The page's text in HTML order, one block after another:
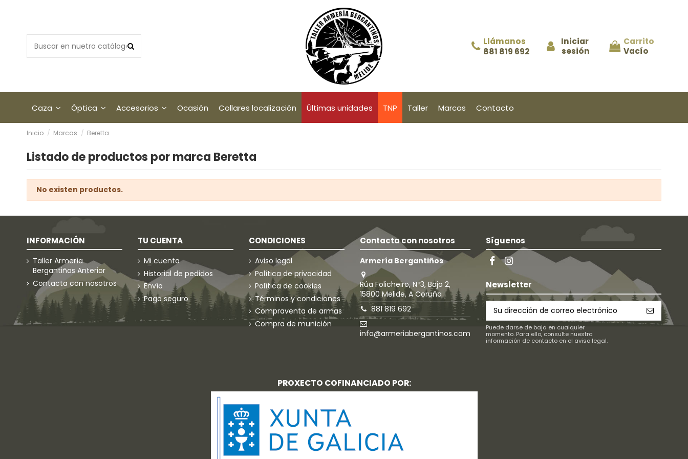
Llámanos
881 819 692
Iniciar
sesión
Carrito
Vacío
Caza Óptica Accesorios Ocasión Collares localización Últimas unidades TNP Taller Marcas Contacto
Inicio Marcas Beretta
Listado de productos por marca Beretta
No existen productos.
INFORMACIÓN
Taller Armería
Bergantiños Anterior
Contacta con nosotros
TU CUENTA
Mi cuenta
Historial de pedidos
Envío
Pago seguro
CONDICIONES
Aviso legal
Política de privacidad
Política de cookies
Términos y condiciones
Compraventa de armas
Compra de munición
Contacta con nosotros
Armería Bergantiños
Rúa Folicheiro, Nº3, Bajo 2,
15800 Melide, A Coruña
881 819 692
info@armeriabergantinos.com
Síguenos
Newsletter
Puede darse de baja en cualquier
momento. Para ello, consulte nuestra
información de contacto en el aviso legal.
PROXECTO COFINANCIADO POR: